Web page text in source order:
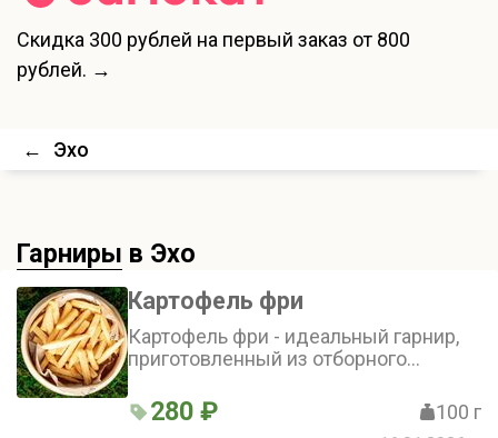
Скидка 300 рублей на первый заказ от 800
рублей. →
← Эхо
Гарниры в Эхо
Картофель фри
Картофель фри - идеальный гарнир,
приготовленный из отборного
нежный внутри
280 ₽ 100 г